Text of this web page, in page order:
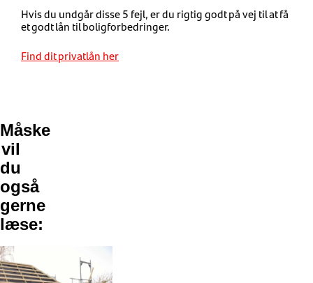
Hvis du undgår disse 5 fejl, er du rigtig godt på vej til at få
et godt lån til boligforbedringer.
Find dit privatlån her
Måske
vil
du
også
gerne
læse: